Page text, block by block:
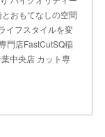
おもてなしの空間
イフスタイルを変
門店FastCutSQ稲
中央店 カット専